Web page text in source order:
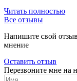
Читать полностью
Все отзывы
Напишите свой
мнение
Оставить отзыв
Перезвоните мне на